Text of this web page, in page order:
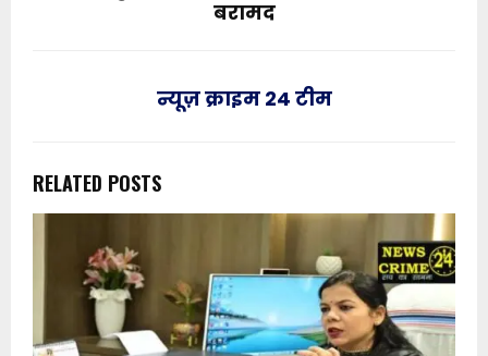
बरामद
न्यूज़ क्राइम 24 टीम
RELATED POSTS